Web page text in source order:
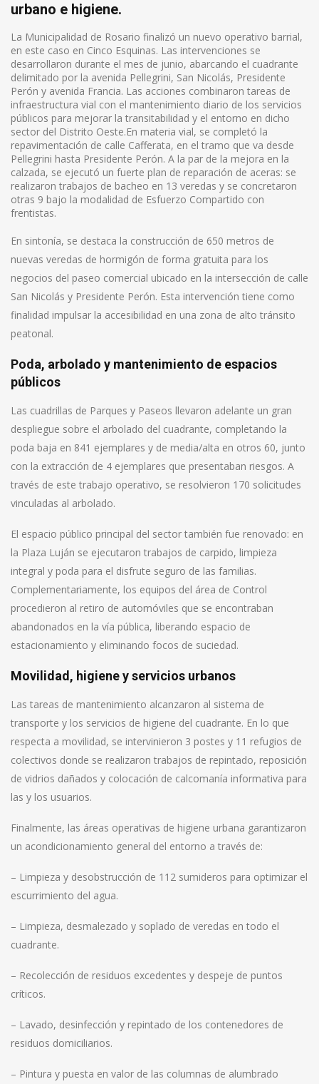
urbano e higiene.
La Municipalidad de Rosario finalizó un nuevo operativo barrial,
en este caso en Cinco Esquinas. Las intervenciones se
desarrollaron durante el mes de junio, abarcando el cuadrante
delimitado por la avenida Pellegrini, San Nicolás, Presidente
Perón y avenida Francia. Las acciones combinaron tareas de
infraestructura vial con el mantenimiento diario de los servicios
públicos para mejorar la transitabilidad y el entorno en dicho
sector del Distrito Oeste.En materia vial, se completó la
repavimentación de calle Cafferata, en el tramo que va desde
Pellegrini hasta Presidente Perón. A la par de la mejora en la
calzada, se ejecutó un fuerte plan de reparación de aceras: se
realizaron trabajos de bacheo en 13 veredas y se concretaron
otras 9 bajo la modalidad de Esfuerzo Compartido con
frentistas.
En sintonía, se destaca la construcción de 650 metros de
nuevas veredas de hormigón de forma gratuita para los
negocios del paseo comercial ubicado en la intersección de calle
San Nicolás y Presidente Perón. Esta intervención tiene como
finalidad impulsar la accesibilidad en una zona de alto tránsito
peatonal.
Poda, arbolado y mantenimiento de espacios
públicos
Las cuadrillas de Parques y Paseos llevaron adelante un gran
despliegue sobre el arbolado del cuadrante, completando la
poda baja en 841 ejemplares y de media/alta en otros 60, junto
con la extracción de 4 ejemplares que presentaban riesgos. A
través de este trabajo operativo, se resolvieron 170 solicitudes
vinculadas al arbolado.
El espacio público principal del sector también fue renovado: en
la Plaza Luján se ejecutaron trabajos de carpido, limpieza
integral y poda para el disfrute seguro de las familias.
Complementariamente, los equipos del área de Control
procedieron al retiro de automóviles que se encontraban
abandonados en la vía pública, liberando espacio de
estacionamiento y eliminando focos de suciedad.
Movilidad, higiene y servicios urbanos
Las tareas de mantenimiento alcanzaron al sistema de
transporte y los servicios de higiene del cuadrante. En lo que
respecta a movilidad, se intervinieron 3 postes y 11 refugios de
colectivos donde se realizaron trabajos de repintado, reposición
de vidrios dañados y colocación de calcomanía informativa para
las y los usuarios.
Finalmente, las áreas operativas de higiene urbana garantizaron
un acondicionamiento general del entorno a través de:
– Limpieza y desobstrucción de 112 sumideros para optimizar el
escurrimiento del agua.
– Limpieza, desmalezado y soplado de veredas en todo el
cuadrante.
– Recolección de residuos excedentes y despeje de puntos
críticos.
– Lavado, desinfección y repintado de los contenedores de
residuos domiciliarios.
– Pintura y puesta en valor de las columnas de alumbrado